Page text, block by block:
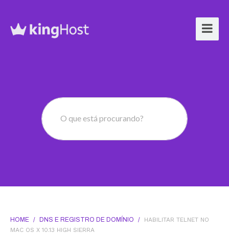
O que está procurando?
HOME / DNS E REGISTRO DE DOMÍNIO /
HABILITAR TELNET NO
MAC OS X 10.13 HIGH SIERRA